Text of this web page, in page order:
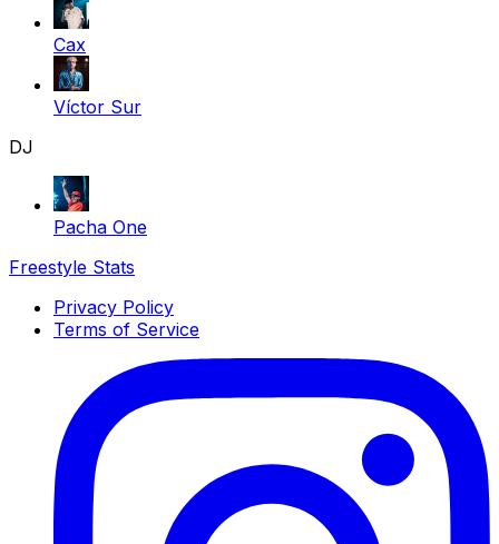
Cax
Víctor Sur
DJ
Pacha One
Freestyle Stats
Privacy Policy
Terms of Service